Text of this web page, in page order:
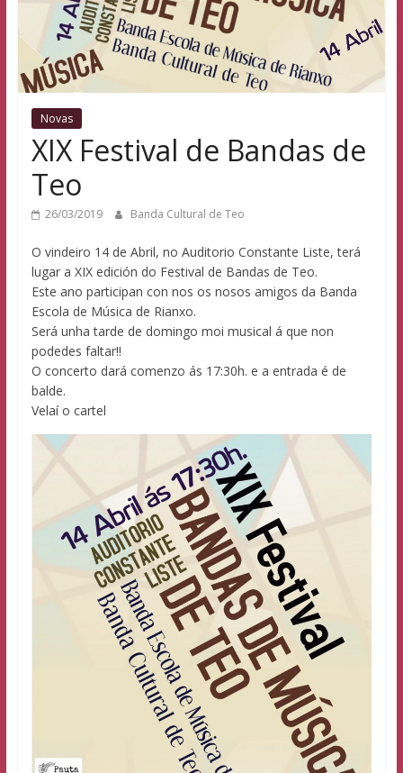
Novas
XIX Festival de Bandas de
Teo
26/03/2019 Banda Cultural de Teo
O vindeiro 14 de Abril, no Auditorio Constante Liste, terá
lugar a XIX edición do Festival de Bandas de Teo.
Este ano participan con nos os nosos amigos da Banda
Escola de Música de Rianxo.
Será unha tarde de domingo moi musical á que non
podedes faltar!!
O concerto dará comenzo ás 17:30h. e a entrada é de
balde.
Velaí o cartel